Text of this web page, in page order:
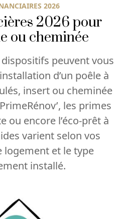
2026
2026 pour
ou cheminée
peuvent vous
d’un poêle à
insert ou cheminée
les primes
ou encore l’éco-prêt à
varient selon vos
logement et le type
installé.